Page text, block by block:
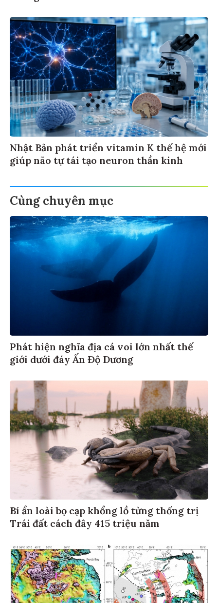
Nhật Bản phát triển vitamin K thế hệ mới
giúp não tự tái tạo neuron thần kinh
Cùng chuyên mục
Phát hiện nghĩa địa cá voi lớn nhất thế
giới dưới đáy Ấn Độ Dương
Bí ẩn loài bọ cạp khổng lồ từng thống trị
Trái đất cách đây 415 triệu năm